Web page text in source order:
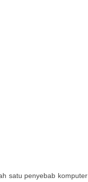
satu penyebab komputer